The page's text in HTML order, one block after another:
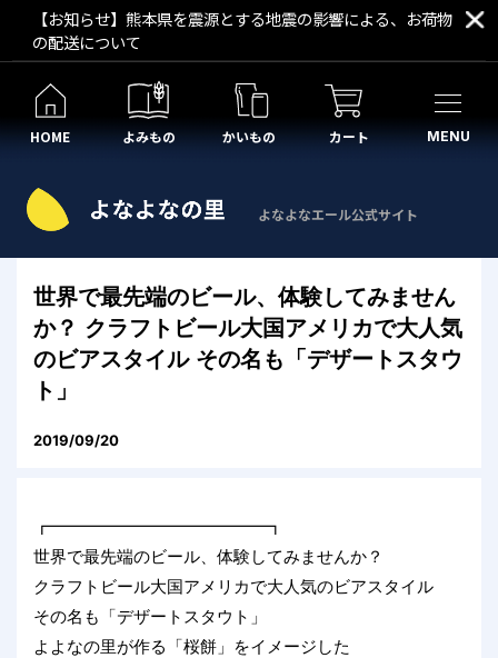
【お知らせ】熊本県を震源とする地震の影響による、お荷物
の配送について
HOME よみもの かいもの カート MENU
よなよなエール公式サイト
世界で最先端のビール、体験してみません
か？ クラフトビール大国アメリカで大人気
のビアスタイル その名も「デザートスタウ
ト」
2019/09/20
┏━━━━━━━━━━━━━┓
世界で最先端のビール、体験してみませんか？
クラフトビール大国アメリカで大人気のビアスタイル
その名も「デザートスタウト」
よよなの里が作る「桜餅」をイメージした